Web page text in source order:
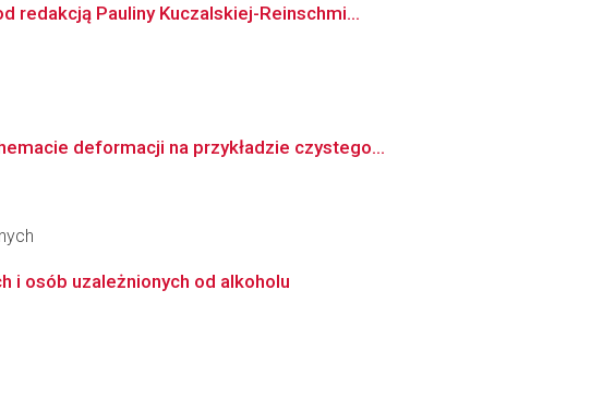
Pauliny Kuczalskiej-Reinschmi...
deformacji na przykładzie czystego...
i osób uzależnionych od alkoholu